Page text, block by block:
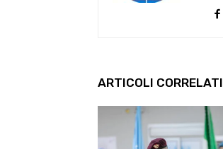
ARTICOLI CORRELATI